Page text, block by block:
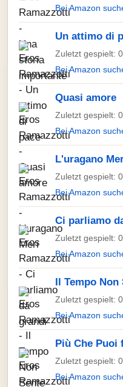
Bei Amazon
Un attimo di
Zuletzt gespielt:
Bei Amazon
Quasi amore
Zuletzt gespielt:
Bei Amazon
L'uragano
Zuletzt gespielt:
Bei Amazon
Ci parliamo
Zuletzt gespielt:
Bei Amazon
Il Tempo Non
Zuletzt gespielt:
Bei Amazon
Più Che Puoi
Zuletzt gespielt:
Bei Amazon